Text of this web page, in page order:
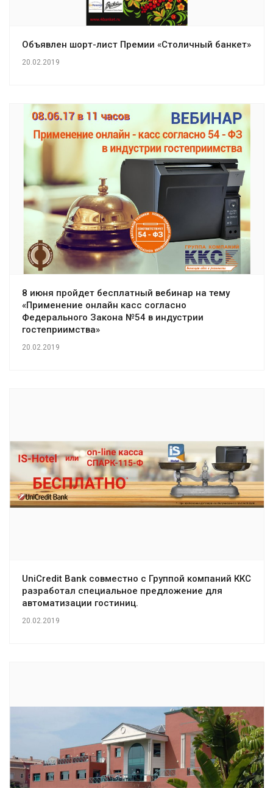
Объявлен шорт-лист Премии «Столичный банкет»
20.02.2019
8 июня пройдет бесплатный вебинар на тему
«Применение онлайн касс согласно
Федерального Закона №54 в индустрии
гостеприимства»
20.02.2019
UniCredit Bank совместно с Группой компаний ККС
разработал специальное предложение для
автоматизации гостиниц.
20.02.2019